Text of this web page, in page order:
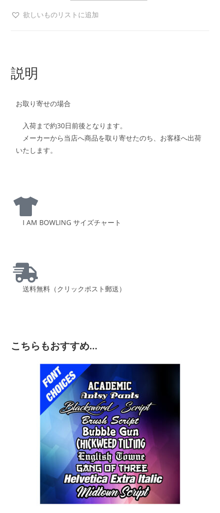
欲しいものリストに追加
説明
お取り寄せの場合
入荷まで約30日前後となります。
メーカーから当店へ商品を取り寄せたのち、お客様へ出荷
いたします。
I AM BOWLING サイズチャート
送料無料（クリックポスト郵送）
こちらもおすすめ…